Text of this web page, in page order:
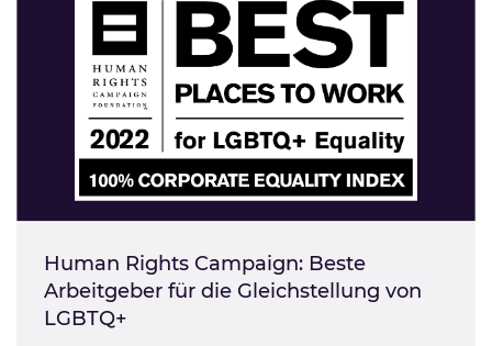
Human Rights Campaign: Beste
Arbeitgeber für die Gleichstellung von
LGBTQ+